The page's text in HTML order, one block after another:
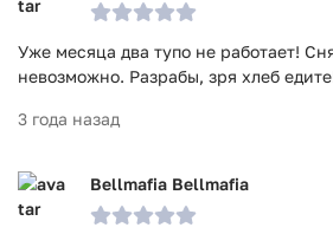
Уже месяца два тупо не работает!
невозможно. Разрабы, зря хлеб
3 года назад
Bellmafia Bellmafia